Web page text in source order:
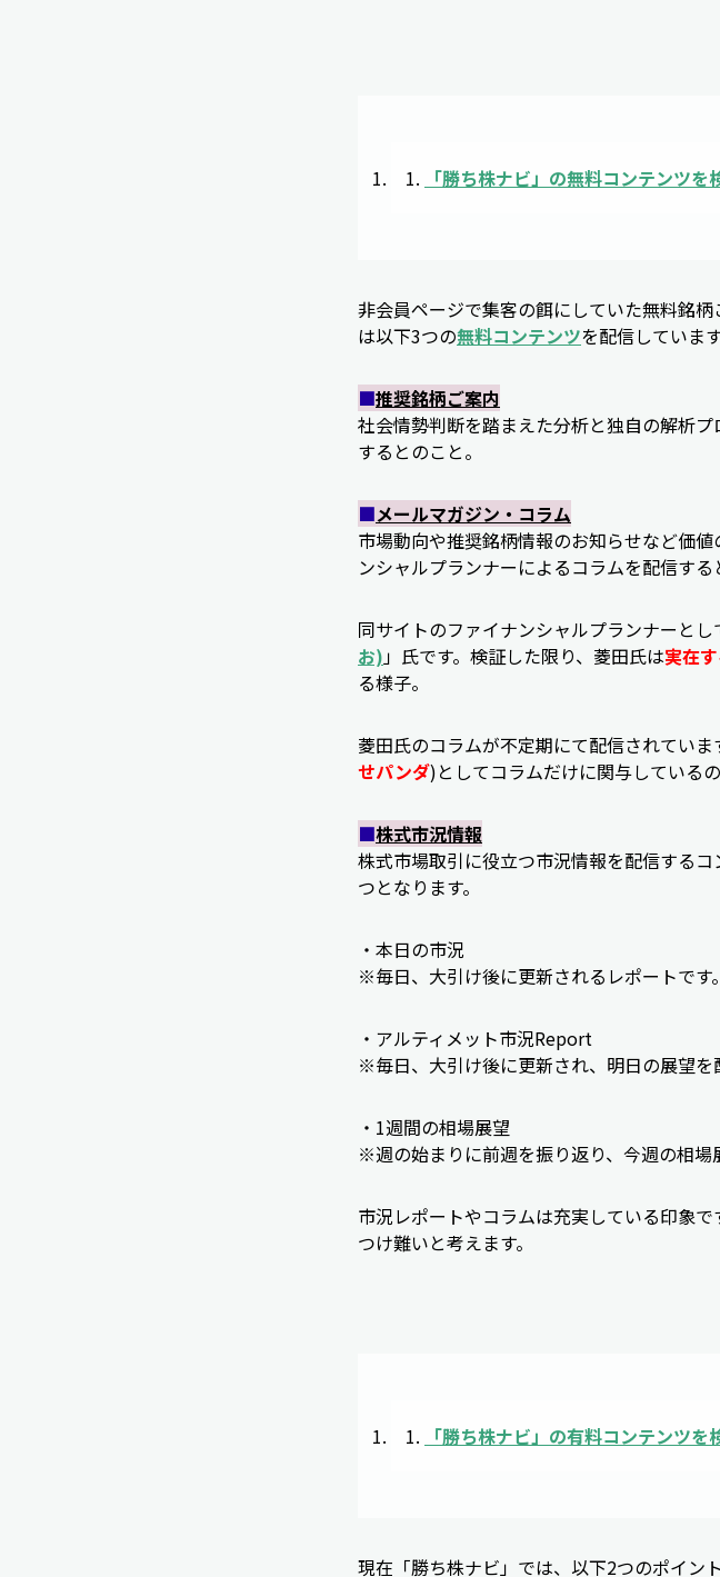
「勝ち株ナビ 」の無料コンテンツを
非会員ページで集客の餌にしていた無料銘
は以下3つの無料コンテンツを配信しています
■推奨銘柄ご案内
社会情勢判断を踏まえた分析と独自の解析
するとのこと。
■メールマガジン・コラム
市場動向や推奨銘柄情報のお知らせなど価
ンシャルプランナーによるコラムを配信する
同サイトのファイナンシャルプランナーと
お) 」氏です。検証した限り、菱田氏は実在
る様子。
菱田氏のコラムが不定期にて配信されてい
せパンダ)としてコラムだけに関与している
■株式市況情報
株式市場取引に役立つ市況情報を配信する
つとなります。
・本日の市況
※毎日、大引け後に更新されるレポートです。
・アルティメット市況Report
※毎日、大引け後に更新され、明日の展望を
・1週間の相場展望
※週の始まりに前週を振り返り、今週の相場
市況レポートやコラムは充実している印象
つけ難いと考えます。
「勝ち株ナビ 」の有料コンテンツを
現在「勝ち株ナビ」では、以下2つのポイン